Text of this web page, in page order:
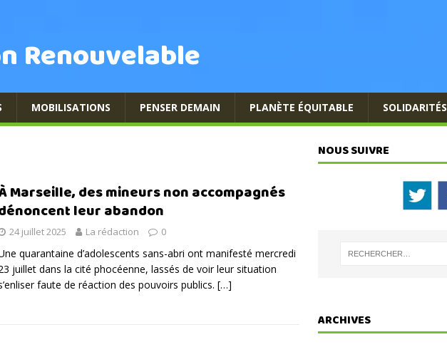
Renouvelable
MOBILISATIONS PENSER DEMAIN PLANÈTE ÉQUITABLE SOLIDARITÉS
Marseille, des mineurs non accompagnés
leur abandon
24 juillet 2025 La rédaction 0
quarantaine d’adolescents sans-abri ont manifesté mercredi
juillet dans la cité phocéenne, lassés de voir leur situation
faute de réaction des pouvoirs publics. […]
NOUS SUIVRE
ARCHIVES